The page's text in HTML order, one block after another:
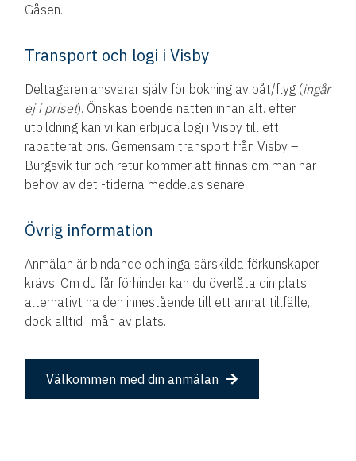
Gåsen.
Transport och logi i Visby
Deltagaren ansvarar själv för bokning av båt/flyg (ingår
ej i priset). Önskas boende natten innan alt. efter
utbildning kan vi kan erbjuda logi i Visby till ett
rabatterat pris. Gemensam transport från Visby –
Burgsvik tur och retur kommer att finnas om man har
behov av det -tiderna meddelas senare.
Övrig information
Anmälan är bindande och inga särskilda förkunskaper
krävs. Om du får förhinder kan du överlåta din plats
alternativt ha den innestående till ett annat tillfälle,
dock alltid i mån av plats.
Välkommen med din anmälan